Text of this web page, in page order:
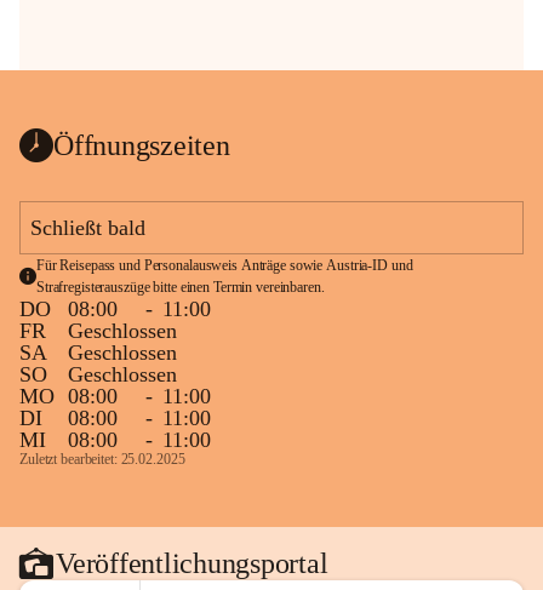
Öffnungszeiten
Schließt bald
Für Reisepass und Personalausweis Anträge sowie Austria-ID und
Strafregisterauszüge bitte einen Termin vereinbaren.
DO 08:00 - 11:00
FR
Geschlossen
SA
Geschlossen
SO
Geschlossen
MO 08:00 - 11:00
DI
08:00 - 11:00
MI
08:00 - 11:00
Zuletzt bearbeitet: 25.02.2025
Veröffentlichungsportal